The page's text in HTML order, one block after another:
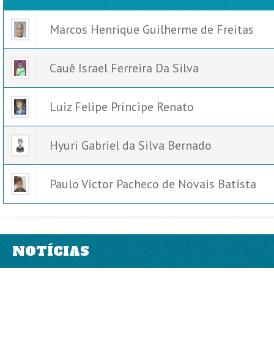
Marcos Henrique Guilherme de Freitas
Cauê Israel Ferreira Da Silva
Luiz Felipe Príncipe Renato
Hyuri Gabriel da Silva Bernado
Paulo Victor Pacheco de Novais Batista
NOTÍCIAS